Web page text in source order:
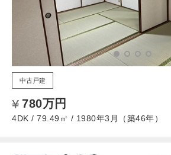
中古戸建
780万円
4DK / 79.49㎡ / 1980年3月（築46年）